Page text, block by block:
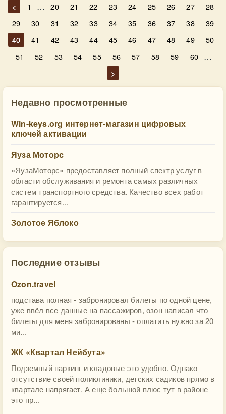
< 1 … 20 21 22 23 24 25 26 27
28
29
30 31 32 33 34 35 36 37 38
39
40
41 42 43 44 45 46 47 48 49
50
51
52 53 54 55 56 57 58 59 60 …
>
Недавно просмотренные
Win-keys.org интернет-магазин цифровых
ключей активации
Яуза Моторс
«ЯузаМоторс» предоставляет полный спектр услуг в
области обслуживания и ремонта самых различных
систем транспортного средства. Качество всех работ
гарантируется...
Золотое Яблоко
Последние отзывы
Ozon.travel
подстава полная - забронировал билеты по одной цене,
уже ввёл все данные на пассажиров, озон написал что
билеты для меня забронированы - оплатить нужно за 20
ми...
ЖК «Квартал Нейбута»
Подземный паркинг и кладовые это удобно. Однако
отсутствие своей поликлиники, детских садиков прямо в
квартале напрягает. А еще большой плюс тут в районе
это пр...